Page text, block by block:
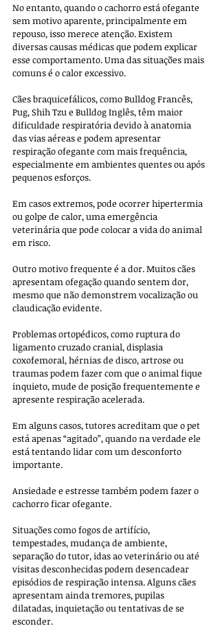
No entanto, quando o cachorro está ofegante
sem motivo aparente, principalmente em
repouso, isso merece atenção. Existem
diversas causas médicas que podem explicar
esse comportamento. Uma das situações mais
comuns é o calor excessivo.
Cães braquicefálicos, como Bulldog Francês,
Pug, Shih Tzu e Bulldog Inglês, têm maior
dificuldade respiratória devido à anatomia
das vias aéreas e podem apresentar
respiração ofegante com mais frequência,
especialmente em ambientes quentes ou após
pequenos esforços.
Em casos extremos, pode ocorrer hipertermia
ou golpe de calor, uma emergência
veterinária que pode colocar a vida do animal
em risco.
Outro motivo frequente é a dor. Muitos cães
apresentam ofegação quando sentem dor,
mesmo que não demonstrem vocalização ou
claudicação evidente.
Problemas ortopédicos, como ruptura do
ligamento cruzado cranial, displasia
coxofemoral, hérnias de disco, artrose ou
traumas podem fazer com que o animal fique
inquieto, mude de posição frequentemente e
apresente respiração acelerada.
Em alguns casos, tutores acreditam que o pet
está apenas “agitado”, quando na verdade ele
está tentando lidar com um desconforto
importante.
Ansiedade e estresse também podem fazer o
cachorro ficar ofegante.
Situações como fogos de artifício,
tempestades, mudança de ambiente,
separação do tutor, idas ao veterinário ou até
visitas desconhecidas podem desencadear
episódios de respiração intensa. Alguns cães
apresentam ainda tremores, pupilas
dilatadas, inquietação ou tentativas de se
esconder.